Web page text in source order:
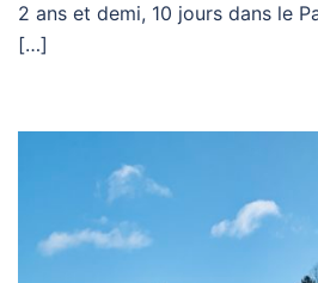
2 ans et demi, 10 jours dans le
[…]